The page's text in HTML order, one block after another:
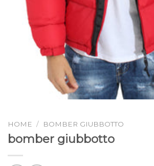
HOME / BOMBER GIUBBOTTO
bomber giubbotto